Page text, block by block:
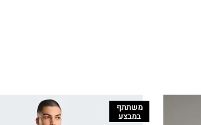
משתתף
במבצע